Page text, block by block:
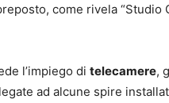
come rivela “Studio
l’impiego di telecamere,
ad alcune spire